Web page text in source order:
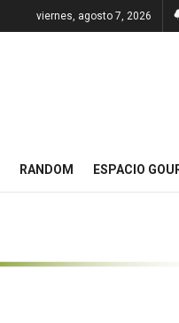
viernes, agosto 7, 2026
RANDOM ESPACIO